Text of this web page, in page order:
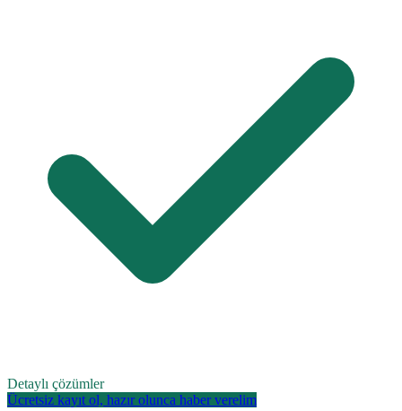
Detaylı çözümler
Ücretsiz kayıt ol, hazır olunca haber verelim